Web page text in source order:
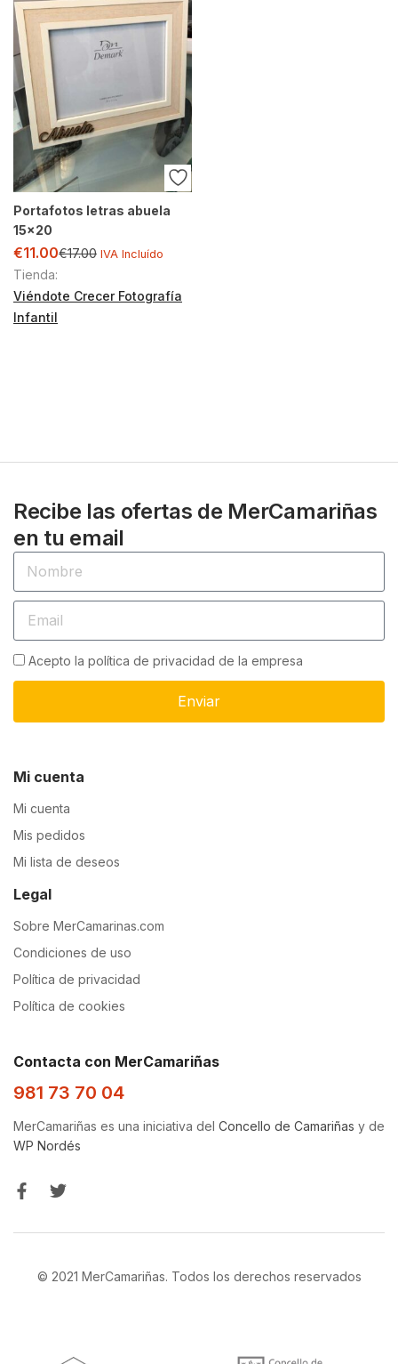
Portafotos letras abuela
15×20
€11.00€17.00 IVA Incluído
Tienda:
Viéndote Crecer Fotografía
Infantil
Recibe las ofertas de MerCamariñas
en tu email
Acepto la política de privacidad de la empresa
Enviar
Mi cuenta
Mi cuenta
Mis pedidos
Mi lista de deseos
Legal
Sobre MerCamarinas.com
Condiciones de uso
Política de privacidad
Política de cookies
Contacta con MerCamariñas
981 73 70 04
MerCamariñas es una iniciativa del Concello de Camariñas y de
WP Nordés
© 2021 MerCamariñas. Todos los derechos reservados